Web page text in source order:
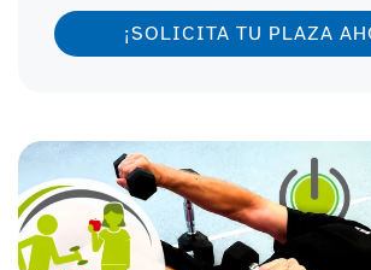
¡SOLICITA TU PLAZA